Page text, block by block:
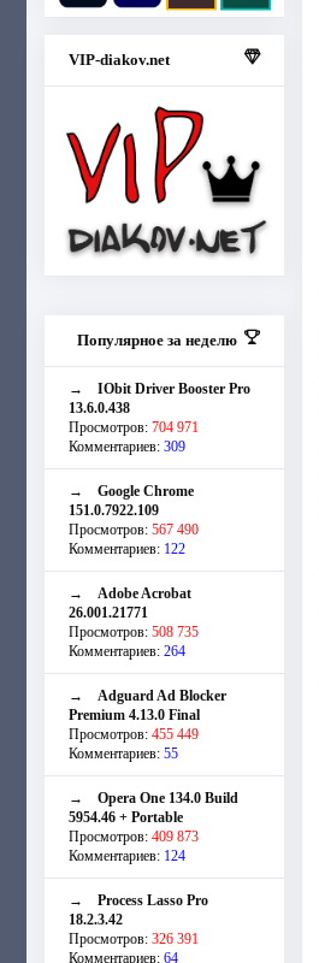
VIP-diakov.net
Популярное за неделю
→ IObit Driver Booster Pro
13.6.0.438
Просмотров: 704 971
Комментариев: 309
→ Google Chrome
151.0.7922.109
Просмотров: 567 490
Комментариев: 122
→ Adobe Acrobat
26.001.21771
Просмотров: 508 735
Комментариев: 264
→ Adguard Ad Blocker
Premium 4.13.0 Final
Просмотров: 455 449
Комментариев: 55
→ Opera One 134.0 Build
5954.46 + Portable
Просмотров: 409 873
Комментариев: 124
→ Process Lasso Pro
18.2.3.42
Просмотров: 326 391
Комментариев: 64